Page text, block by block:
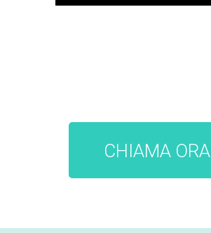
CHIAMA ORA